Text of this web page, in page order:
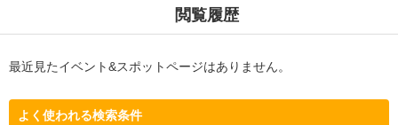
閲覧履歴
最近見たイベント&スポットページはありません。
よく使われる検索条件